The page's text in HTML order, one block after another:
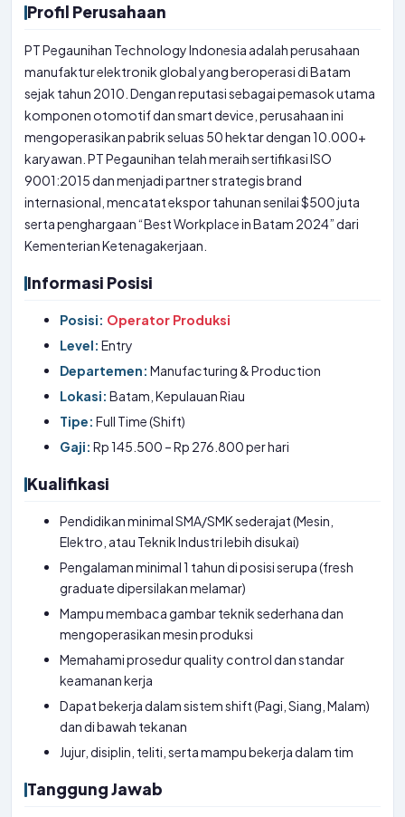
Profil Perusahaan
PT Pegaunihan Technology Indonesia adalah perusahaan
manufaktur elektronik global yang beroperasi di Batam
sejak tahun 2010. Dengan reputasi sebagai pemasok utama
komponen otomotif dan smart device, perusahaan ini
mengoperasikan pabrik seluas 50 hektar dengan 10.000+
karyawan. PT Pegaunihan telah meraih sertifikasi ISO
9001:2015 dan menjadi partner strategis brand
internasional, mencatat ekspor tahunan senilai $500 juta
serta penghargaan “Best Workplace in Batam 2024” dari
Kementerian Ketenagakerjaan.
Informasi Posisi
Posisi: Operator Produksi
Level: Entry
Departemen: Manufacturing & Production
Lokasi: Batam, Kepulauan Riau
Tipe: Full Time (Shift)
Gaji: Rp 145.500 – Rp 276.800 per hari
Kualifikasi
Pendidikan minimal SMA/SMK sederajat (Mesin,
Elektro, atau Teknik Industri lebih disukai)
Pengalaman minimal 1 tahun di posisi serupa (fresh
graduate dipersilakan melamar)
Mampu membaca gambar teknik sederhana dan
mengoperasikan mesin produksi
Memahami prosedur quality control dan standar
keamanan kerja
Dapat bekerja dalam sistem shift (Pagi, Siang, Malam)
dan di bawah tekanan
Jujur, disiplin, teliti, serta mampu bekerja dalam tim
Tanggung Jawab